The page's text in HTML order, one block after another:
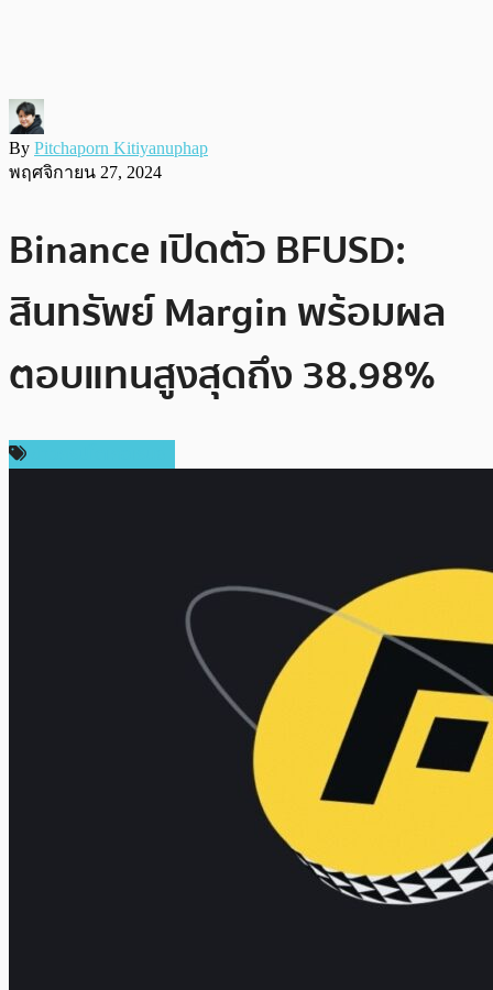
By Pitchaporn Kitiyanuphap
พฤศจิกายน 27, 2024
Binance เปิดตัว BFUSD:
สินทรัพย์ Margin พร้อมผล
ตอบแทนสูงสุดถึง 38.98%